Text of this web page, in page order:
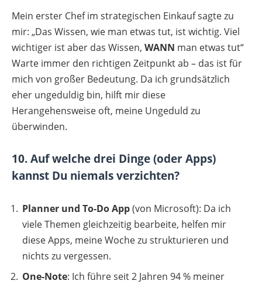
Mein erster Chef im strategischen Einkauf sagte zu
mir: „Das Wissen, wie man etwas tut, ist wichtig. Viel
wichtiger ist aber das Wissen, WANN man etwas tut“
Warte immer den richtigen Zeitpunkt ab – das ist für
mich von großer Bedeutung. Da ich grundsätzlich
eher ungeduldig bin, hilft mir diese
Herangehensweise oft, meine Ungeduld zu
überwinden.
10. Auf welche drei Dinge (oder Apps)
kannst Du niemals verzichten?
Planner und To-Do App(von Microsoft): Da ich
viele Themen gleichzeitig bearbeite, helfen mir
diese Apps, meine Woche zu strukturieren und
nichts zu vergessen.
One-Note: Ich führe seit 2 Jahren 94 % meiner